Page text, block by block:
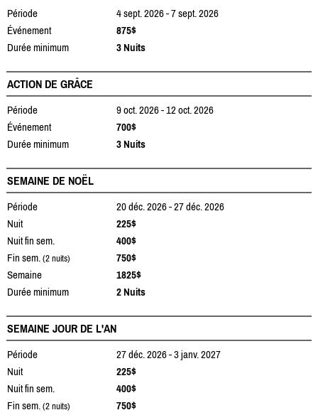
Période
4 sept. 2026 - 7 sept. 2026
Événement
875$
Durée minimum
3 Nuits
ACTION DE GRÂCE
Période
9 oct. 2026 - 12 oct. 2026
Événement
700$
Durée minimum
3 Nuits
SEMAINE DE NOËL
Période
20 déc. 2026 - 27 déc. 2026
Nuit
225$
Nuit fin sem.
400$
Fin sem. (2 nuits)
750$
Semaine
1825$
Durée minimum
2 Nuits
SEMAINE JOUR DE L'AN
Période
27 déc. 2026 - 3 janv. 2027
Nuit
225$
Nuit fin sem.
400$
Fin sem. (2 nuits)
750$